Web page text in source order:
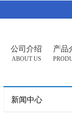
公司介绍
ABOUT US
产品
新闻中心